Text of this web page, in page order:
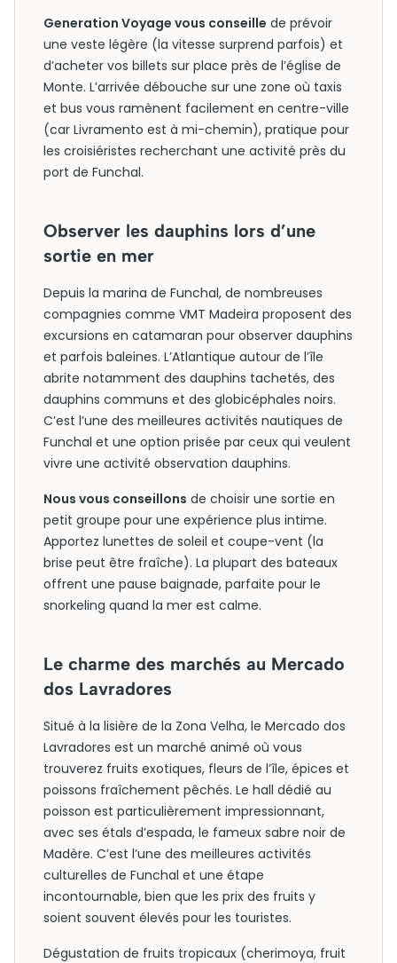
Generation Voyage vous conseille de prévoir
une veste légère (la vitesse surprend parfois) et
d’acheter vos billets sur place près de l’église de
Monte. L’arrivée débouche sur une zone où taxis
et bus vous ramènent facilement en centre-ville
(car Livramento est à mi-chemin), pratique pour
les croisiéristes recherchant une activité près du
port de Funchal.
Observer les dauphins lors d’une
sortie en mer
Depuis la marina de Funchal, de nombreuses
compagnies comme VMT Madeira proposent des
excursions en catamaran pour observer dauphins
et parfois baleines. L’Atlantique autour de l’île
abrite notamment des dauphins tachetés, des
dauphins communs et des globicéphales noirs.
C’est l’une des meilleures activités nautiques de
Funchal et une option prisée par ceux qui veulent
vivre une activité observation dauphins.
Nous vous conseillons de choisir une sortie en
petit groupe pour une expérience plus intime.
Apportez lunettes de soleil et coupe-vent (la
brise peut être fraîche). La plupart des bateaux
offrent une pause baignade, parfaite pour le
snorkeling quand la mer est calme.
Le charme des marchés au Mercado
dos Lavradores
Situé à la lisière de la Zona Velha, le Mercado dos
Lavradores est un marché animé où vous
trouverez fruits exotiques, fleurs de l’île, épices et
poissons fraîchement pêchés. Le hall dédié au
poisson est particulièrement impressionnant,
avec ses étals d’espada, le fameux sabre noir de
Madère. C’est l’une des meilleures activités
culturelles de Funchal et une étape
incontournable, bien que les prix des fruits y
soient souvent élevés pour les touristes.
Dégustation de fruits tropicaux (cherimoya, fruit